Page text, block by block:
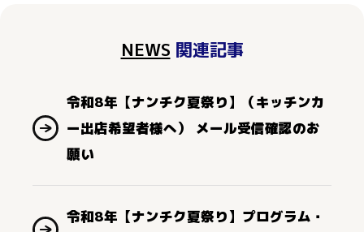
NEWS 関連記事
令和8年【ナンチク夏祭り】（キッチンカ
ー出店希望者様へ） メール受信確認のお
願い
令和8年【ナンチク夏祭り】プログラム・